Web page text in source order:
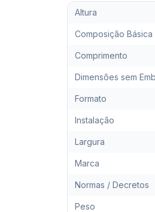
Altura
Composição Básica
Comprimento
Dimensões sem
Formato
Instalação
Largura
Marca
Normas / Decretos
Peso